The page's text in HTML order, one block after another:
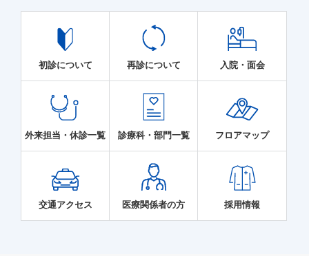
初診について 再診について 入院・面会
外来担当・休診一覧 診療科・部門一覧 フロアマップ
交通アクセス 医療関係者の方 採用情報